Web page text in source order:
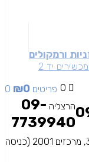
ורמקולים
מכשירים יד 2
0 0 פריטים ₪0
הרצליה 09-
7739940
משכית 35, מרכזים 2001 (כניסה